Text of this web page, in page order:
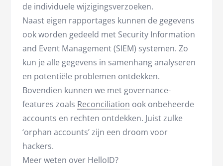
de individuele wijzigingsverzoeken.
Naast eigen rapportages kunnen de gegevens
ook worden gedeeld met Security Information
and Event Management (SIEM) systemen. Zo
kun je alle gegevens in samenhang analyseren
en potentiële problemen ontdekken.
Bovendien kunnen we met governance-
features zoals Reconciliation ook onbeheerde
accounts en rechten ontdekken. Juist zulke
‘orphan accounts’ zijn een droom voor
hackers.
Meer weten over HelloID?